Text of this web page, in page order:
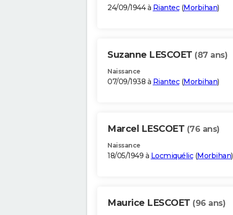
24/09/1944 à Riantec(Morbihan)
Suzanne LESCOET (87 ans)
Naissance
07/09/1938 à Riantec(Morbihan)
Marcel LESCOET (76 ans)
Naissance
18/05/1949 à Locmiquélic(Morbihan)
Maurice LESCOET (96 ans)